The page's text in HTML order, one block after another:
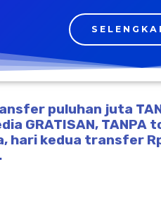
puluhan juta
GRATISAN,
hari kedua transfer